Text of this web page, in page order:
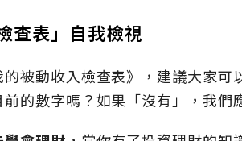
查表」自我檢視
被動收入檢查表》，建議大家
前的數字嗎？如果「沒有」，我們